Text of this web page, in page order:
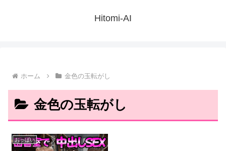
Hitomi-AI
ホーム 金色の玉転がし
金色の玉転がし
おっぱい